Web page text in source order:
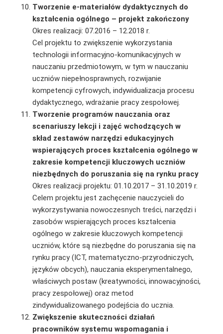
Tworzenie e-materiałów dydaktycznych do
kształcenia ogólnego – projekt zakończony
Okres realizacji: 07.2016 – 12.2018 r.
Cel projektu to zwiększenie wykorzystania
technologii informacyjno-komunikacyjnych w
nauczaniu przedmiotowym, w tym w nauczaniu
uczniów niepełnosprawnych, rozwijanie
kompetencji cyfrowych, indywidualizacja procesu
dydaktycznego, wdrażanie pracy zespołowej.
Tworzenie programów nauczania oraz
scenariuszy lekcji i zajęć wchodzących w
skład zestawów narzędzi edukacyjnych
wspierających proces kształcenia ogólnego w
zakresie kompetencji kluczowych uczniów
niezbędnych do poruszania się na rynku pracy
Okres realizacji projektu: 01.10.2017 – 31.10.2019 r.
Celem projektu jest zachęcenie nauczycieli do
wykorzystywania nowoczesnych treści, narzę­dzi i
zasobów wspierających proces kształcenia
ogólnego w zakresie kluczowych kompetencji
uczniów, które są niezbędne do poruszania się na
rynku pracy (ICT, matematyczno-przyrod­niczych,
języków obcych), nauczania eksperymentalnego,
właściwych postaw (kreatywności, innowacyjności,
pracy zespołowej) oraz metod
zindywidualizowanego podejścia do ucznia.
Zwiększenie skuteczności działań
pracowników systemu wspomagania i